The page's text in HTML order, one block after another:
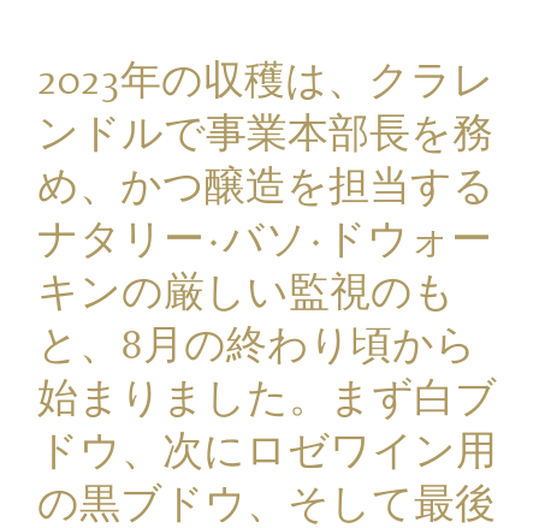
2023年の収穫は、クラレ
ンドルで事業本部長を務
め、かつ醸造を担当する
ナタリー·バソ·ドウォー
キンの厳しい監視のも
と、 8 月の終わり頃から
始まりました。まず白ブ
ドウ、次にロゼワイン用
の黒ブドウ、そして最後